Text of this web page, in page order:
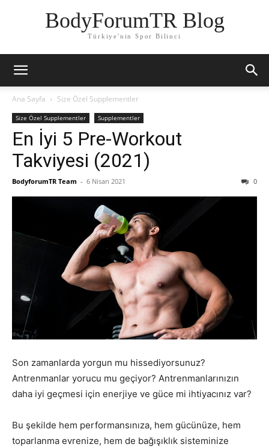
BodyForumTR Blog
Türkiye'nin Spor Bilinci
Ana Sayfa Size Özel Supplementler
Size Özel Supplementler Supplementler
En İyi 5 Pre-Workout
Takviyesi (2021)
BodyforumTR Team - 6 Nisan 2021 0
Son zamanlarda yorgun mu hissediyorsunuz?
Antrenmanlar yorucu mu geçiyor? Antrenmanlarınızın
daha iyi geçmesi için enerjiye ve güce mi ihtiyacınız var?
Bu şekilde hem performansınıza, hem gücünüze, hem
toparlanma evrenize, hem de bağışıklık sisteminize